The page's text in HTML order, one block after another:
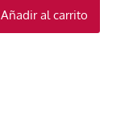
Añadir al carrito